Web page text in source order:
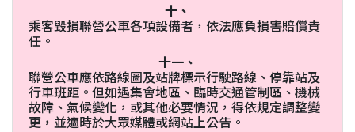
十、
乘客毀損聯營公車各項設備者，依法應負損害賠償責
任。
十一、
聯營公車應依路線圖及站牌標示行駛路線、停靠站及
行車班距。但如遇集會地區、臨時交通管制區、機械
故障、氣候變化，或其他必要情況，得依規定調整變
更，並適時於大眾媒體或網站上公告。